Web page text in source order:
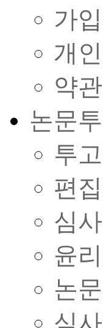
가
개
약관
논문
투
편
심
윤
논